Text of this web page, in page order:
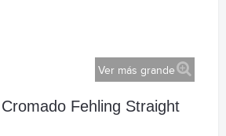
Ver más grande
Fehling Straight